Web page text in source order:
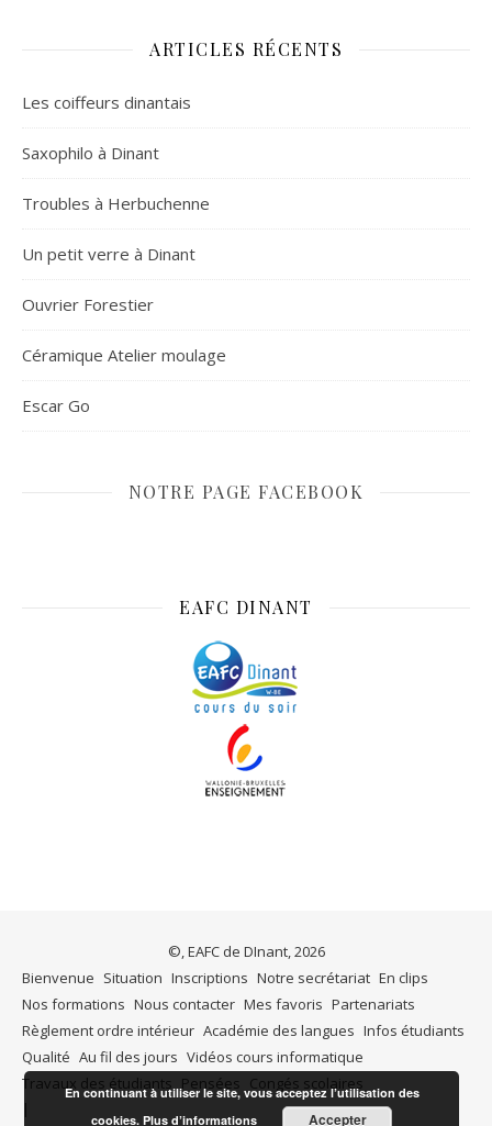
ARTICLES RÉCENTS
Les coiffeurs dinantais
Saxophilo à Dinant
Troubles à Herbuchenne
Un petit verre à Dinant
Ouvrier Forestier
Céramique Atelier moulage
Escar Go
NOTRE PAGE FACEBOOK
EAFC DINANT
©, EAFC de DInant, 2026
Bienvenue Situation Inscriptions Notre secrétariat En clips
Nos formations Nous contacter Mes favoris Partenariats
Règlement ordre intérieur Académie des langues Infos étudiants
Qualité Au fil des jours Vidéos cours informatique
Travaux des étudiants Pensées Congés scolaires
En continuant à utiliser le site, vous acceptez l’utilisation des
cookies.Plus d’informations Accepter